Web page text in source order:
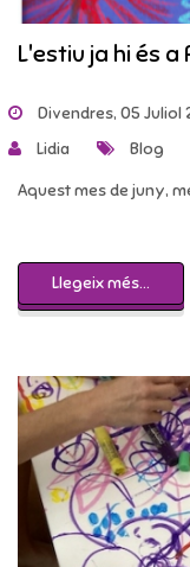
L'estiu ja hi és a
Divendres, 05 Juliol
Lidia
Blog
Aquest mes de juny,
Llegeix més...